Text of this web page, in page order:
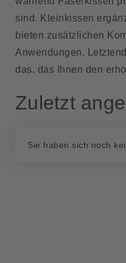
sind. Kleinkissen
bieten zusätzlichen
Anwendungen.
das, das Ihnen den
Zuletzt
Sie haben sich noch